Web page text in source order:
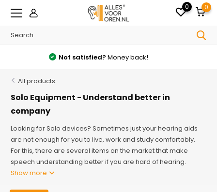
0 0
Freeshipping from €35 in the Netherlands
All products
Solo Equipment - Understand better in
company
Looking for Solo devices? Sometimes just your hearing aids
are not enough for you to live, work and study comfortably.
For this, there are several items on the market that make
speech understanding better if you are hard of hearing.
Show more